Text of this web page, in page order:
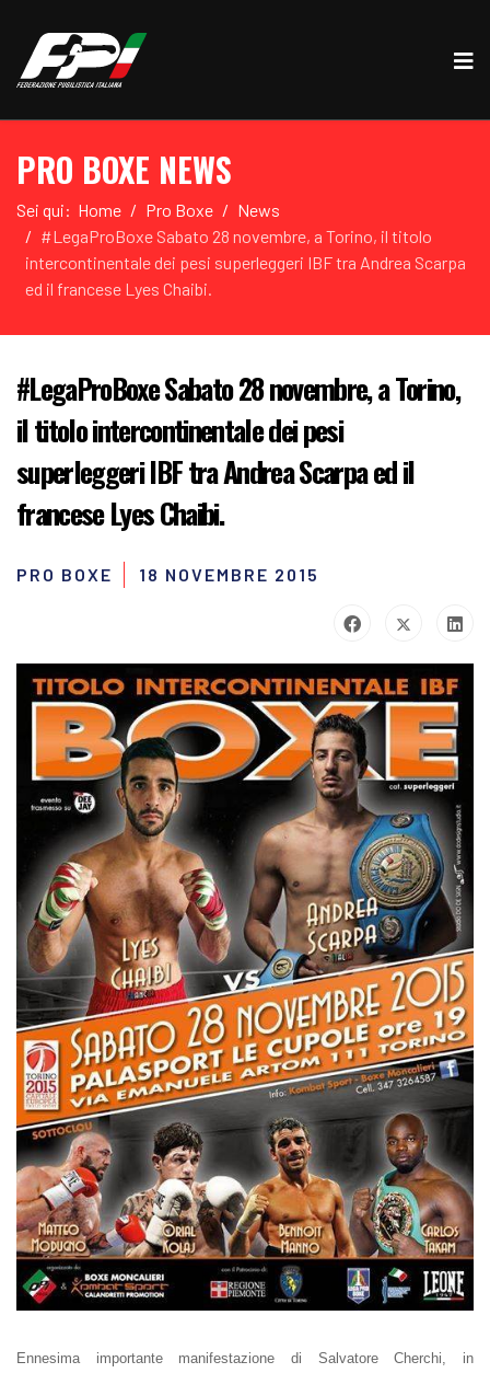
PRO BOXE NEWS
Sei qui: Home Pro Boxe
News
#LegaProBoxe Sabato 28 novembre, a Torino, il titolo
intercontinentale dei pesi superleggeri IBF tra Andrea Scarpa
ed il francese Lyes Chaibi.
#LegaProBoxe Sabato 28 novembre, a Torino,
il titolo intercontinentale dei pesi
superleggeri IBF tra Andrea Scarpa ed il
francese Lyes Chaibi.
PRO BOXE 18 NOVEMBRE 2015
Ennesima importante manifestazione di Salvatore Cherchi, in